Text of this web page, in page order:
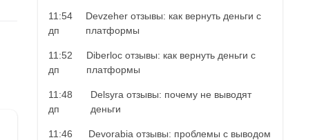
11:54
дп
Devzeher отзывы: как вернуть деньги с
платформы
11:52
дп
Diberloc отзывы: как вернуть деньги с
платформы
11:48
дп
Delsyra отзывы: почему не выводят
деньги
11:46
Devorabia отзывы: проблемы с выводом